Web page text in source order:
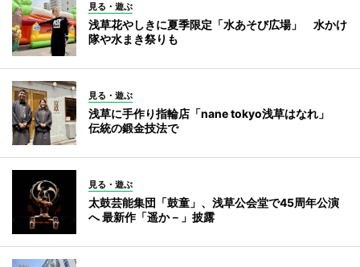
見る・遊ぶ
浅草花やしきに夏季限定「水あそび広場」 水かけ
隊や水まき祭りも
見る・遊ぶ
浅草に手作り指輪店「nane tokyo浅草はなれ」
伝統の鍛金技法で
見る・遊ぶ
太鼓芸能集団「鼓童」、浅草公会堂で45周年公演
へ 最新作「遥か－」披露